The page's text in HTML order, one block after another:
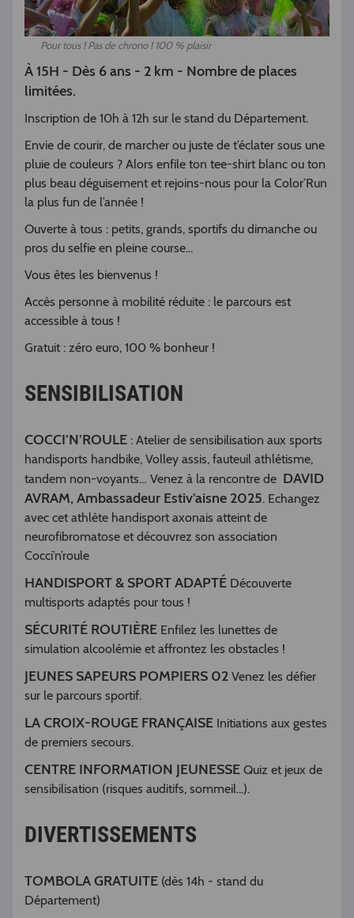
Pour tous ! Pas de chrono ! 100 % plaisir
À 15H - Dès 6 ans - 2 km - Nombre de places
limitées.
Inscription de 10h à 12h sur le stand du Département.
Envie de courir, de marcher ou juste de t’éclater sous une
pluie de couleurs ? Alors enfile ton tee-shirt blanc ou ton
plus beau déguisement et rejoins-nous pour la Color’Run
la plus fun de l’année !
Ouverte à tous : petits, grands, sportifs du dimanche ou
pros du selfie en pleine course...
Vous êtes les bienvenus !
Accès personne à mobilité réduite : le parcours est
accessible à tous !
Gratuit : zéro euro, 100 % bonheur !
SENSIBILISATION
COCCI’N’ROULE : Atelier de sensibilisation aux sports
handisports handbike, Volley assis, fauteuil athlétisme,
tandem non-voyants… Venez à la rencontre de DAVID
AVRAM, Ambassadeur Estiv’aisne 2025. Echangez
avec cet athlète handisport axonais atteint de
neurofibromatose et découvrez son association
Cocci’n’roule
HANDISPORT & SPORT ADAPTÉ Découverte
multisports adaptés pour tous !
SÉCURITÉ ROUTIÈRE Enfilez les lunettes de
simulation alcoolémie et affrontez les obstacles !
JEUNES SAPEURS POMPIERS 02 Venez les défier
sur le parcours sportif.
LA CROIX-ROUGE FRANÇAISE Initiations aux gestes
de premiers secours.
CENTRE INFORMATION JEUNESSE Quiz et jeux de
sensibilisation (risques auditifs, sommeil...).
DIVERTISSEMENTS
TOMBOLA GRATUITE (dès 14h - stand du
Département)